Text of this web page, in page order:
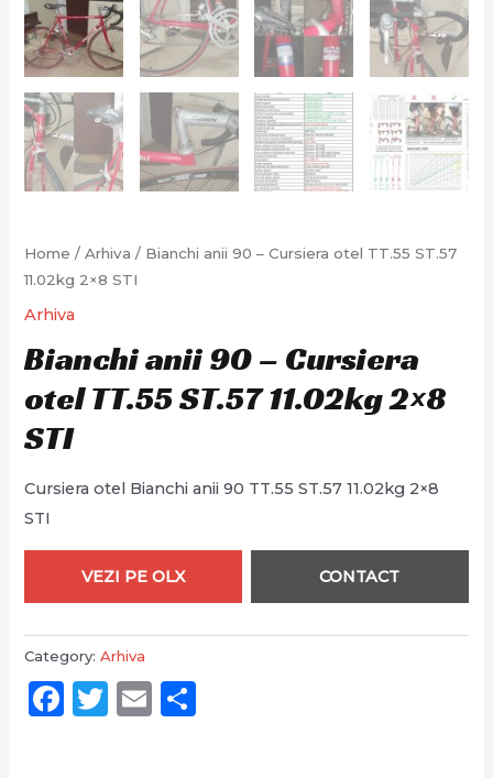
Home /Arhiva / Bianchi anii 90 – Cursiera otel TT.55 ST.57
11.02kg 2×8 STI
Arhiva
Bianchi anii 90 – Cursiera
otel TT.55 ST.57 11.02kg 2×8
STI
Cursiera otel Bianchi anii 90 TT.55 ST.57 11.02kg 2×8
STI
VEZI PE OLX CONTACT
Category:Arhiva
Facebook
Twitter
Email